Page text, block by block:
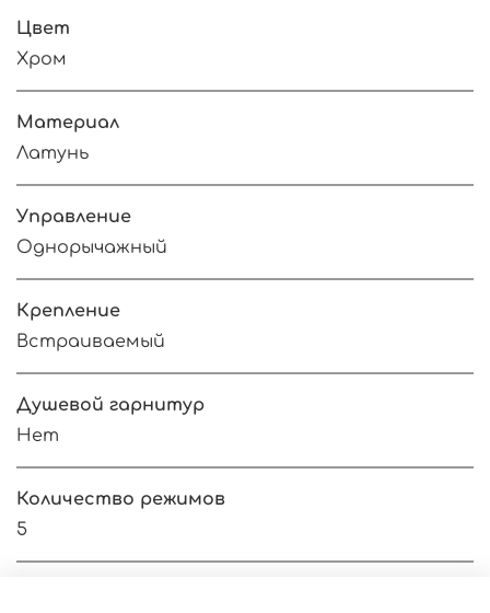
Цвет
Хром
Материал
Латунь
Управление
Однорычажный
Крепление
Встраиваемый
Душевой гарнитур
Нет
Количество режимов
5